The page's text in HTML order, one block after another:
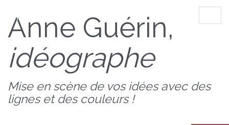
AnnedeBZH
Anne Guérin,
idéographe
Mise en scène de vos idées avec des
lignes et des couleurs !